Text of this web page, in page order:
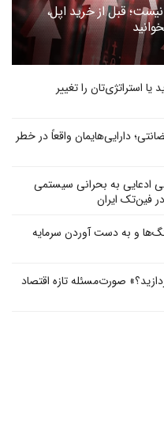
قبل از خرید اپل،
استراتژی‌تان را تغییر
دارایی‌هایمان واقعاً در خطر
ادعایی به بحرانی سیستمی
فین‌تک ایران
و به دست آوردن سرمایه
صورت‌مسئله تازه اقتصاد